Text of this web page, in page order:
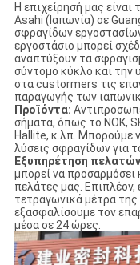
Η επιχείρησή μας
Asahi (Ιαπωνία) σε
σφραγίδων
εργοστάσιο μπορεί
αναπτύξουν τα
σύντομο κύκλο και την
στα custormers τις
παραγωγής των
Προϊόντα:
σήματα, όπως το NOK,
Hallite, κ.λπ. Μπορούμε
λύσεις σφραγίδων για
Εξυπηρέτηση
μπορεί να προσαρμόσει
πελάτες μας. Επιπλέον,
τετραγωνικά μέτρα
εξασφαλίσουμε τον
μέσα σε 24 ώρες.